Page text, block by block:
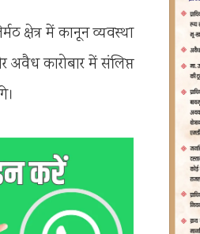
क्षेत्र में कानून व्यवस्था
कारोबार में संलिप्त